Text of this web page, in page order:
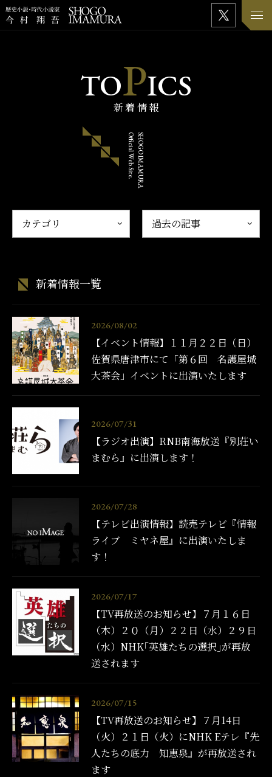
TOPICS
新着情報
SHOGO IMAMURA
Official Web Site.
新着情報一覧
2026/08/02
【イベント情報】１１月２２日（日）
佐賀県唐津市にて「第６回 名護屋城
大茶会」イベントに出演いたします
2026/07/31
【ラジオ出演】RNB南海放送『別荘い
まむら』に出演します！
2026/07/28
【テレビ出演情報】読売テレビ『情報
ライブ ミヤネ屋』に出演いたしま
す！
2026/07/17
【TV再放送のお知らせ】７月１６日
（木）２０（月）２２日（水）２９日
（水）NHK｢英雄たちの選択｣が再放
送されます
2026/07/15
【TV再放送のお知らせ】７月14日
（火）２１日（火）にNHK Eテレ『先
人たちの底力 知恵泉』が再放送され
ます